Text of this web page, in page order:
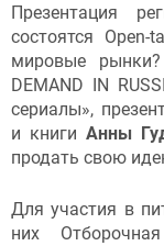
Презентация
состоятся
мировые
DEMAND IN
сериалы»,
и книги Анны
продать свою
Для участия в
них